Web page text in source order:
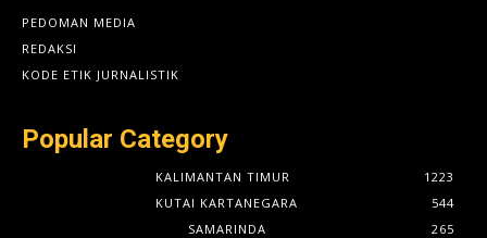
PEDOMAN MEDIA
REDAKSI
KODE ETIK JURNALISTIK
Popular Category
KALIMANTAN TIMUR
1223
KUTAI KARTANEGARA
544
SAMARINDA
265